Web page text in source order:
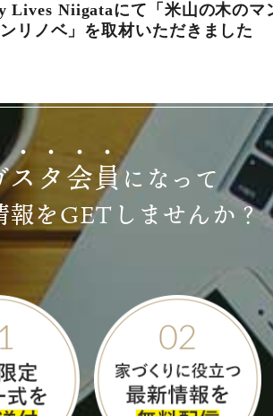
Lives Niigataにて「米山の木のマ
リノベ」を取材いただきました
ス タ会員になって
報をGETしませんか？